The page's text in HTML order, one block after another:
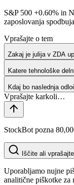
S&P 500 +0.60% in
zaposlovanja
Vprašajte o tem
Zakaj je julija v ZDA
Katere tehnološke
Kdaj bo naslednja
StockBot pozna
Iščite ali
Uporabljamo nujne
analitične piškotke za